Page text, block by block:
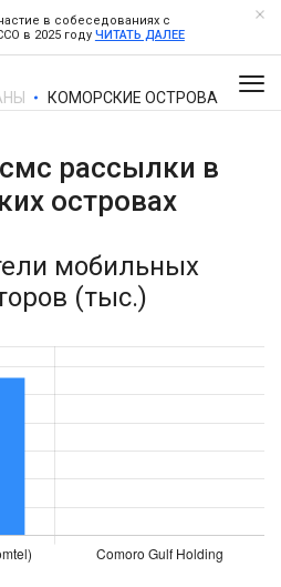
в собеседованиях с
в 2025 году ЧИТАТЬ ДАЛЕЕ
КОМОРСКИЕ ОСТРОВА
рассылки в
островах
мобильных
(тыс.)